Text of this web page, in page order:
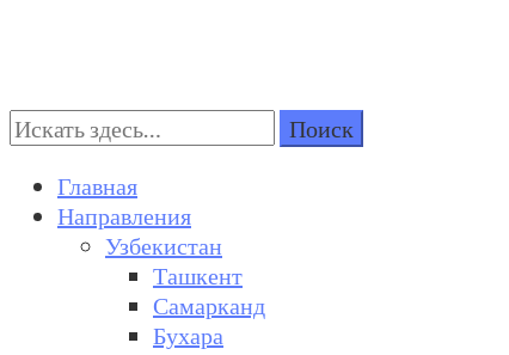
Turkestan Travel
Discover Central Asia
Поиск:
Главная
Направления
Узбекистан
Ташкент
Самарканд
Бухара